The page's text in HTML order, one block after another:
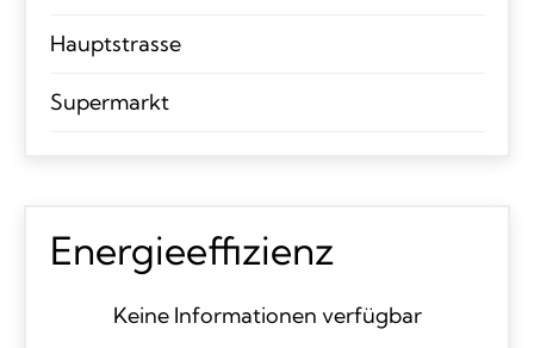
Hauptstrasse
Supermarkt
Energieeffizienz
Keine Informationen verfügbar